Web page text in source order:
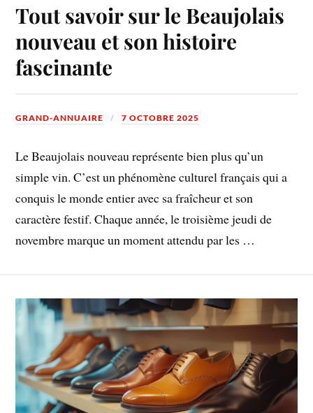
Tout savoir sur le Beaujolais
nouveau et son histoire
fascinante
GRAND-ANNUAIRE 7 OCTOBRE 2025
Le Beaujolais nouveau représente bien plus qu’un
simple vin. C’est un phénomène culturel français qui a
conquis le monde entier avec sa fraîcheur et son
caractère festif. Chaque année, le troisième jeudi de
novembre marque un moment attendu par les …